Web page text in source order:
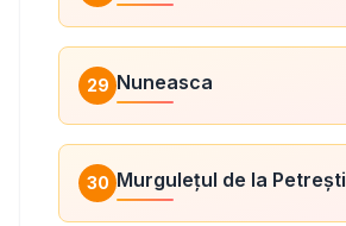
29 Nuneasca
30 Murgulețul de la Petrești